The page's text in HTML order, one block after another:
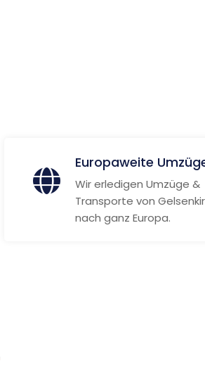
Europaweite
Wir erledigen Umzüge &
Transporte von
nach ganz Europa.